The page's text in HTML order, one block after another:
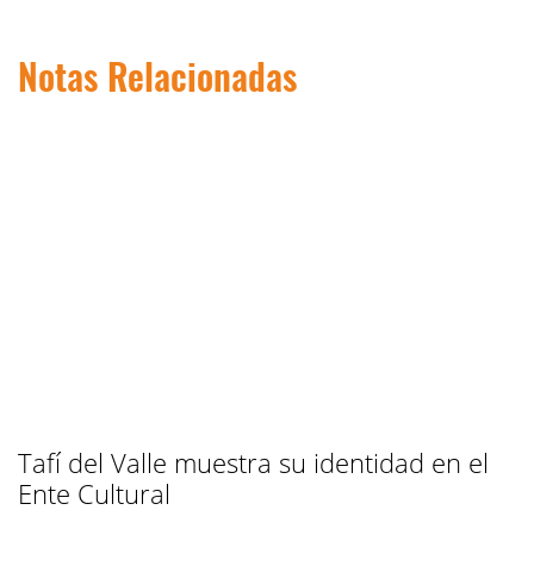
Notas Relacionadas
Tafí del Valle muestra su identidad en el
Ente Cultural